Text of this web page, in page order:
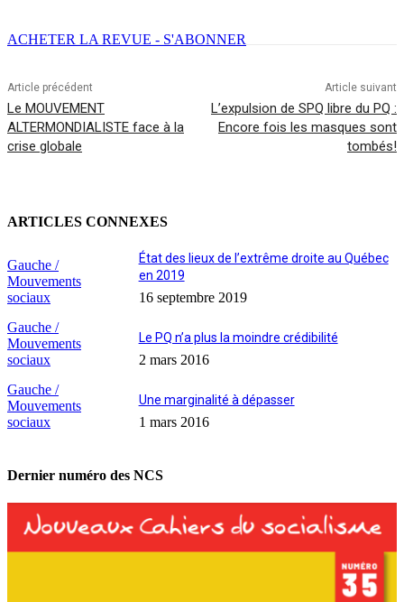
ACHETER LA REVUE - S'ABONNER
Article précédent
Le MOUVEMENT
ALTERMONDIALISTE face à la
crise globale
Article suivant
L’expulsion de SPQ libre du PQ :
Encore fois les masques sont
tombés!
ARTICLES CONNEXES
Gauche /
Mouvements
sociaux
État des lieux de l’extrême droite au Québec
en 2019
16 septembre 2019
Gauche /
Mouvements
sociaux
Le PQ n’a plus la moindre crédibilité
2 mars 2016
Gauche /
Mouvements
sociaux
Une marginalité à dépasser
1 mars 2016
Dernier numéro des NCS